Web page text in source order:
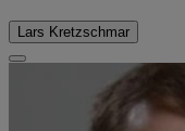
Lars Kretzschmar